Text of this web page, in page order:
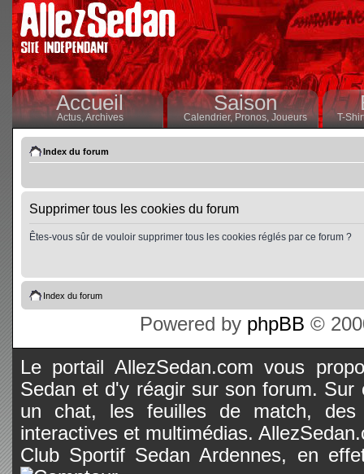
Accueil
Actus,Archives
Saison
Calendrier,Pronos, Joueurs T-
Index du forum
Supprimer tous les cookies du forum
Êtes-vous sûr de vouloir supprimer tous les cookies réglés par ce forum ?
Index du forum
Powered by phpBB ©
Le portail AllezSedan.com vous
Sedan et d'y réagir sur son forum.
un chat, les feuilles de match, des
interactives et multimédias.
Club Sportif Sedan Ardennes, en